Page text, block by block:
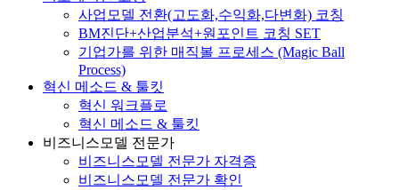
사업모델 전환(고도화,수익화,다변화) 코칭
BM진단+산업분석+원포인트 코칭 SET
기업가를 위한 매직볼 프로세스 (Magic Ball
Process)
혁신 메소드 & 툴킷
혁신 워크플로
혁신 메소드 & 툴킷
비즈니스모델 전문가
비즈니스모델 전문가 자격증
비즈니스모델 전문가 확인